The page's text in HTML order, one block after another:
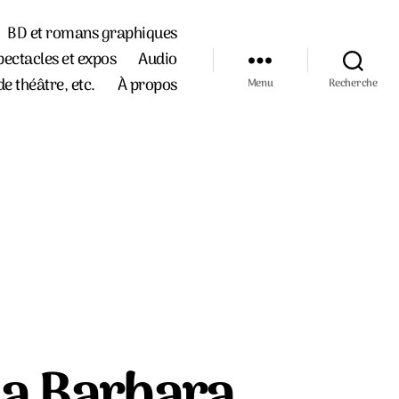
BD et romans graphiques
et expos
Audio
théâtre, etc.
À propos Menu Recherche